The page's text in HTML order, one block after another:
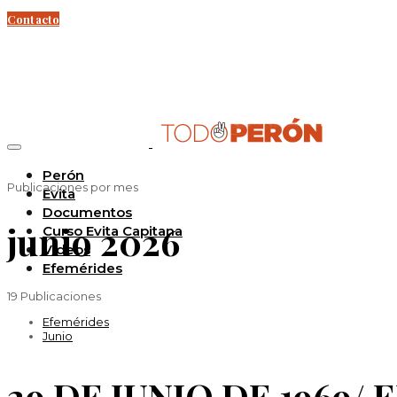
Contacto
Perón
Evita
Documentos
Curso Evita Capitana
Videos
Efemérides
Publicaciones por mes
junio 2026
19 Publicaciones
Efemérides
Junio